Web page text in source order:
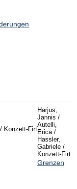
Konzett-Firt
Harjus,
Jannis /
Autelli,
Erica /
Hassler,
Gabriele /
Konzett-Firt
Grenzen